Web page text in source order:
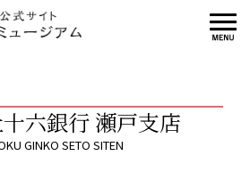
六銀行 瀬戸支店
GINKO SETO SITEN